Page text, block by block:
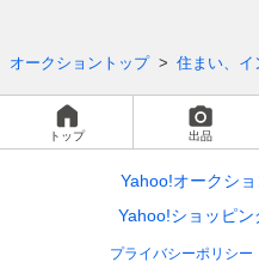
オークショントップ 住まい、イ
トップ 出品
Yahoo!オークショ
Yahoo!ショッピン
プライバシーポリシー